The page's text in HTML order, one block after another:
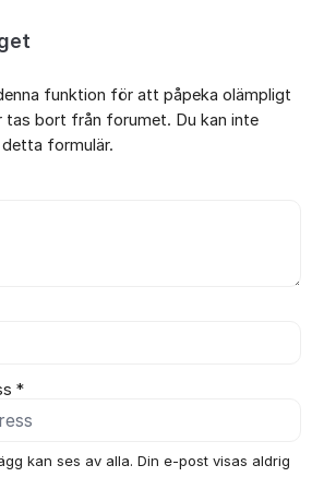
funktion för att påpeka olämpligt
tas bort från forumet. Du kan inte
formulär.
*
kan ses av alla. Din e-post visas aldrig